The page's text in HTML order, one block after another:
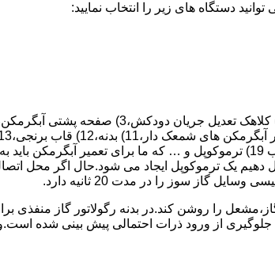
یک ترموکوپل ایجاد می شود.حال اگر محل
را روشن کند.در بدنه رگولاتور گاز منفذی
از ورود ذرات احتمالی پیش بینی شده است.و